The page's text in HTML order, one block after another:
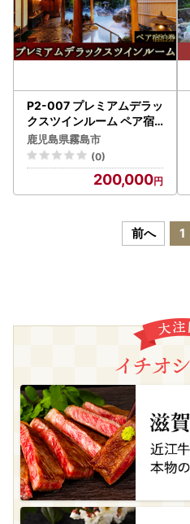
P2-007 プレミアムデラッ
クスツインルーム ペア宿
泊券（2名様1室・1泊2日2
食付き・要予約）【霧島国
際ホテル】霧島市 温泉 か
け流し ホテル 食事付 宿泊
旅行
鹿児島県霧島市
(0)
200,000
前へ 1